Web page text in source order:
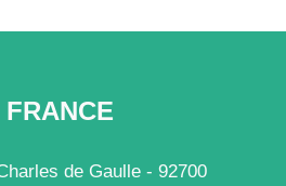
de Gaulle - 92700